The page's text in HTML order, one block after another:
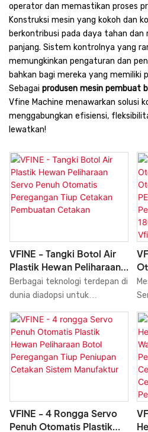
operator dan memastikan proses
Konstruksi mesin yang kokoh dan
berkontribusi pada daya tahan dan
panjang. Sistem kontrolnya yang
memungkinkan pengaturan dan
bahkan bagi mereka yang memiliki
Sebagai produsen mesin pembuat
Vfine Machine menawarkan solusi
menggabungkan efisiensi,
lewatkan!
VFINE - Tangki Botol Air
Plastik Hewan Peliharaan
Servo Penuh Otomatis
Peregangan Tiup Cetakan
Berbagai teknologi terdepan di
dunia diadopsi untuk
Plastik Hewan Peliharaan
Servo Penuh Otomatis,
Pembuatan Cetakan Tiup
Peregangan, Pembuatan
yang disebutkan di atas,
produk dapat ditemukan
&
ini
VFINE - 4 Rongga Servo
Penuh Otomatis Plastik